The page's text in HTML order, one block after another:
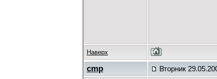
Наверх
cmp Вторник